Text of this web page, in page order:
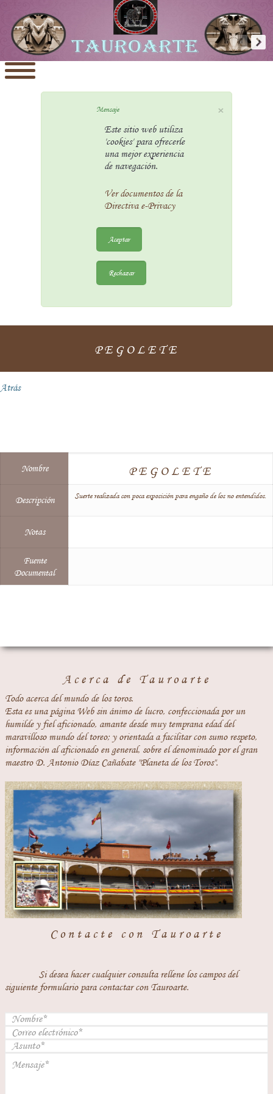
×
Mensaje
Este sitio web utiliza
'cookies' para ofrecerle
una mejor experiencia
de navegación.
Ver documentos de la
Directiva e-Privacy
Aceptar
Rechazar
PEGOLETE
Atrás
Nombre PEGOLETE
Descripción Suerte realizada con poca exposición para engaño de los no entendidos.
Notas
Fuente
Documental
Acerca de Tauroarte
Todo acerca del mundo de los toros.
Esta es una página Web sin ánimo de lucro, confeccionada por un
humilde y fiel aficionado, amante desde muy temprana edad del
maravilloso mundo del toreo; y orientada a facilitar con sumo respeto,
información al aficionado en general, sobre el denominado por el gran
maestro D. Antonio Díaz Cañabate "Planeta de los Toros".
Contacte con Tauroarte
Si desea hacer cualquier consulta rellene los campos del
siguiente formulario para contactar con Tauroarte.